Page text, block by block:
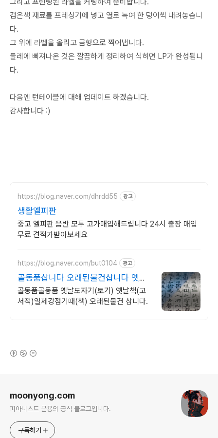
검은색 재료를 프레싱기에 넣고 열로 녹여 한 덩이씩 내려놓습니
다.
그 위에 라벨을 올리고 금형으로 찍어냅니다.
둘레에 삐져나온 것은 깔끔하게 정리하여 식히면 LP가 완성됩니
다.
다음엔 턴테이블에 대해 업데이트 하겠습니다.
감사합니다 :)
https://blog.naver.com/dhrdd55 광고
생활엘피판
중고 엘피판 음반 모두 고가매입해드립니다 24시 출장 매입
무료 견적가받아보세요
https://blog.naver.com/but0104 광고
골동품삽니다 오래된물건삽니다 옛날
책 고서적 삽니다
골동품골동품 옛날도자기(토기) 옛날책(고
서적)일제강점기때(책) 오래된물건 삽니다.
moonyong.com
피아니스트 문용의 공식 블로그입니다.
구독하기